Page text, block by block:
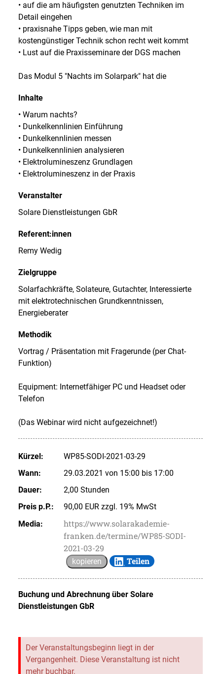
• auf die am häufigsten genutzten Techniken im
Detail eingehen
• praxisnahe Tipps geben, wie man mit
kostengünstiger Technik schon recht weit kommt
• Lust auf die Praxisseminare der DGS machen
Das Modul 5 "Nachts im Solarpark" hat die
Inhalte
• Warum nachts?
• Dunkelkennlinien Einführung
• Dunkelkennlinien messen
• Dunkelkennlinien analysieren
• Elektrolumineszenz Grundlagen
• Elektrolumineszenz in der Praxis
Veranstalter
Solare Dienstleistungen GbR
Referent:innen
Remy Wedig
Zielgruppe
Solarfachkräfte, Solateure, Gutachter, Interessierte
mit elektrotechnischen Grundkenntnissen,
Energieberater
Methodik
Vortrag / Präsentation mit Fragerunde (per Chat-
Funktion)
Equipment: Internetfähiger PC und Headset oder
Telefon
(Das Webinar wird nicht aufgezeichnet!)
Kürzel:
WP85-SODI-2021-03-29
Wann:
29.03.2021 von 15:00 bis 17:00
Dauer:
2,00 Stunden
Preis p.P.:
90,00 EUR zzgl. 19% MwSt
Media:
https://www.solarakademie-
franken.de/termine/WP85-SODI-
2021-03-29
kopieren Teilen
Buchung und Abrechnung über Solare
Dienstleistungen GbR
Der Veranstaltungsbeginn liegt in der
Vergangenheit. Diese Veranstaltung ist nicht
mehr buchbar.